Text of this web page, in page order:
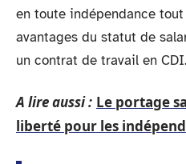
en toute indépendance
avantages du statut de
un contrat de travail en CDI.
A lire aussi : Le portage
liberté pour les